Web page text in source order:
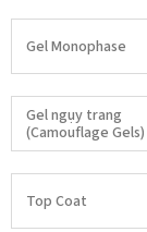
Gel Monophase
Gel ngụy trang
(Camouflage Gels)
Top Coat